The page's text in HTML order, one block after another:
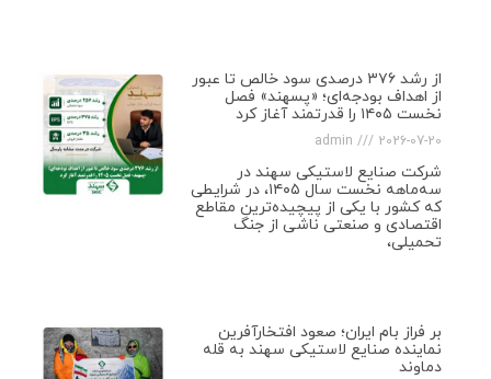
از رشد ۳۷۶ درصدی سود خالص تا عبور
از اهداف بودجه‌ای؛ «پسهند» فصل
نخست ۱۴۰۵ را قدرتمند آغاز کرد
admin 2026-07-20
شرکت صنایع لاستیکی سهند در
سه‌ماهه نخست سال ۱۴۰۵، در شرایطی
که کشور با یکی از پیچیده‌ترین مقاطع
اقتصادی و صنعتی ناشی از جنگ
تحمیلی،
بر فراز بام ایران؛ صعود افتخارآفرین
نماینده صنایع لاستیکی سهند به قله
دماوند